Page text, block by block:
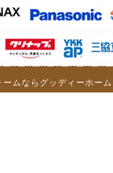
ームならグッディーホ